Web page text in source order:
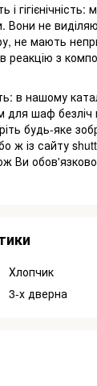
і
Вони не
не мають
реакцію з
в нашому
для шаф безліч
будь-яке
ж із сайту
Ви обов'язково
Хлопчик
3-х дверна